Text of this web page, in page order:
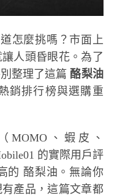
怎麼挑嗎？市面上
人頭昏眼花。為了
整理了這篇 酪梨油
銷排行榜與選購重
、蝦皮、
的實際用戶評
的 酪梨油。無論你
產品，這篇文章都